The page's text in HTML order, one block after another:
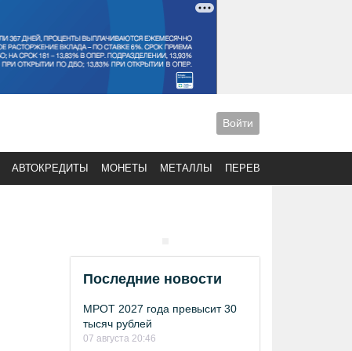
Войти
АВТОКРЕДИТЫ МОНЕТЫ МЕТАЛЛЫ ПЕРЕВОДЫ
Последние новости
МРОТ 2027 года превысит 30
тысяч рублей
07 августа 20:46